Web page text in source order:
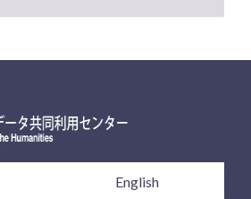
English